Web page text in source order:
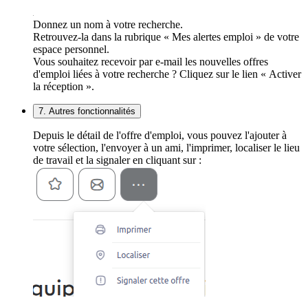
Donnez un nom à votre recherche.
Retrouvez-la dans la rubrique « Mes alertes emploi » de votre
espace personnel.
Vous souhaitez recevoir par e-mail les nouvelles offres
d'emploi liées à votre recherche ? Cliquez sur le lien « Activer
la réception ».
7. Autres fonctionnalités
Depuis le détail de l'offre d'emploi, vous pouvez l'ajouter à
votre sélection, l'envoyer à un ami, l'imprimer, localiser le lieu
de travail et la signaler en cliquant sur :